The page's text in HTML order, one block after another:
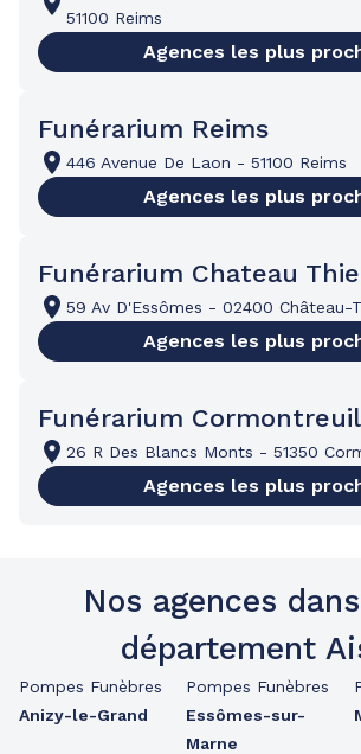
51100 Reims
Agences les plus
Funérarium Reims
446 Avenue De Laon - 51100 Reims
Agences les plus
Funérarium Chateau
59 Av D'Essômes - 02400 Château-
Agences les plus
Funérarium Cormontreuil
26 R Des Blancs Monts - 51350
Agences les plus
Nos agences
département
Pompes Funèbres
Anizy-le-Grand
Pompes Funèbres
Essômes-sur-
Marne